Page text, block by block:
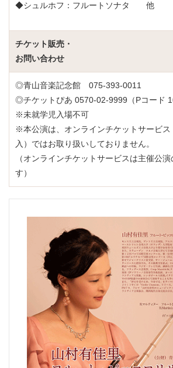
◆シュルホフ：フルートソナタ 他
チケット販売・
お問い合わせ
◎青山音楽記念館 075-393-0011
◎チケットぴあ 0570-02-9999（Pコード
※未就学児入場不可
※本公演は、オンラインチケットサービ
入）ではお取り扱いしておりません。
（オンラインチケットサービスは主催公
す）